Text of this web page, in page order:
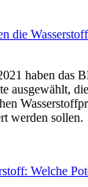
die
haben das
ausgewählt,
werden sollen.
Welche